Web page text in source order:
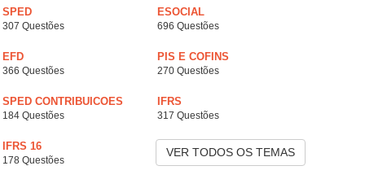
SPED
307 Questões
ESOCIAL
696 Questões
EFD
366 Questões
PIS E COFINS
270 Questões
SPED CONTRIBUICOES
184 Questões
IFRS
317 Questões
IFRS 16
178 Questões
VER TODOS OS TEMAS